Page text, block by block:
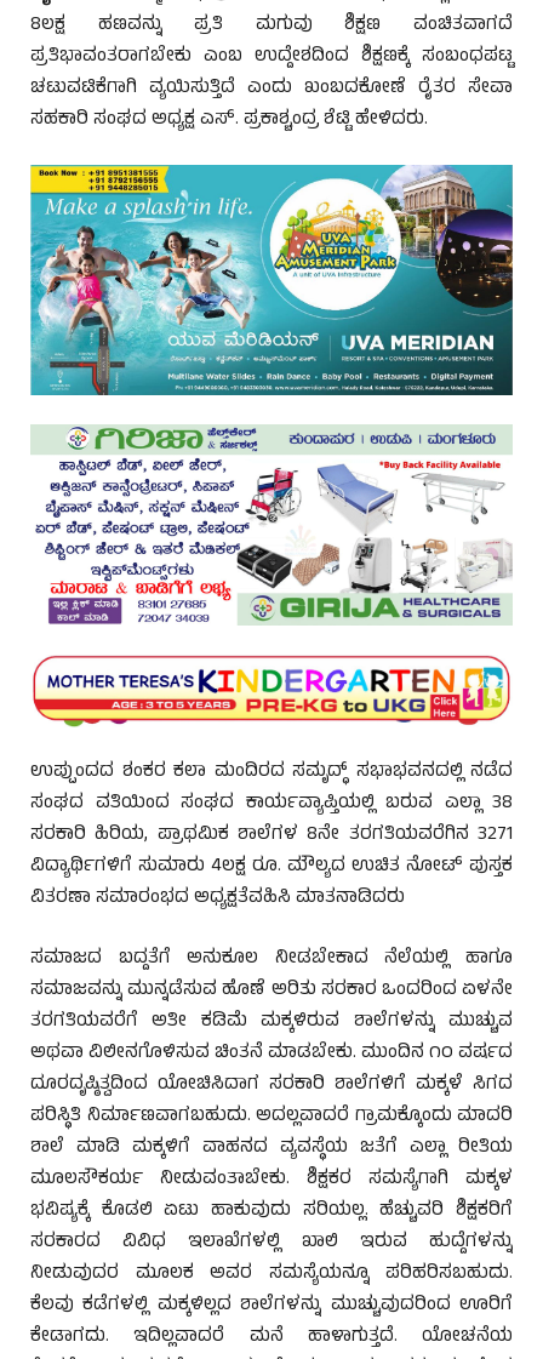
8ಲಕ್ಷ ಹಣವನ್ನು ಪ್ರತಿ ಮಗುವು ಶಿಕ್ಷಣ ವಂಚಿತವಾಗದೆ
ಪ್ರತಿಭಾವಂತರಾಗಬೇಕು ಎಂಬ ಉದ್ದೇಶದಿಂದ ಶಿಕ್ಷಣಕ್ಕೆ ಸಂಬಂಧಪಟ್ಟ
ಚಟುವಟಿಕೆಗಾಗಿ ವ್ಯಯಿಸುತ್ತಿದೆ ಎಂದು ಖಂಬದಕೋಣೆ ರೈತರ ಸೇವಾ
ಸಹಕಾರಿ ಸಂಘದ ಅಧ್ಯಕ್ಷ ಎಸ್. ಪ್ರಕಾಶ್ಚಂದ್ರ ಶೆಟ್ಟಿ ಹೇಳಿದರು.
ಉಪ್ಪುಂದದ ಶಂಕರ ಕಲಾ ಮಂದಿರದ ಸಮೃದ್ಧ್ ಸಭಾಭವನದಲ್ಲಿ ನಡೆದ
ಸಂಘದ ವತಿಯಿಂದ ಸಂಘದ ಕಾರ್ಯವ್ಯಾಪ್ತಿಯಲ್ಲಿ ಬರುವ ಎಲ್ಲಾ 38
ಸರಕಾರಿ ಹಿರಿಯ, ಪ್ರಾಥಮಿಕ ಶಾಲೆಗಳ 8ನೇ ತರಗತಿಯವರೆಗಿನ 3271
ವಿದ್ಯಾರ್ಥಿಗಳಿಗೆ ಸುಮಾರು 4ಲಕ್ಷ ರೂ. ಮೌಲ್ಯದ ಉಚಿತ ನೋಟ್ ಪುಸ್ತಕ
ವಿತರಣಾ ಸಮಾರಂಭದ ಅಧ್ಯಕ್ಷತೆವಹಿಸಿ ಮಾತನಾಡಿದರು
ಸಮಾಜದ ಬದ್ದತೆಗೆ ಅನುಕೂಲ ನೀಡಬೇಕಾದ ನೆಲೆಯಲ್ಲಿ ಹಾಗೂ
ಸಮಾಜವನ್ನು ಮುನ್ನಡೆಸುವ ಹೊಣೆ ಅರಿತು ಸರಕಾರ ಒಂದರಿಂದ ಏಳನೇ
ತರಗತಿಯವರೆಗೆ ಅತೀ ಕಡಿಮೆ ಮಕ್ಕಳಿರುವ ಶಾಲೆಗಳನ್ನು ಮುಚ್ಚುವ
ಅಥವಾ ವಿಲೀನಗೊಳಿಸುವ ಚಿಂತನೆ ಮಾಡಬೇಕು. ಮುಂದಿನ ೧೦ ವರ್ಷದ
ದೂರದೃಷ್ಠಿತ್ವದಿಂದ ಯೋಚಿಸಿದಾಗ ಸರಕಾರಿ ಶಾಲೆಗಳಿಗೆ ಮಕ್ಕಳೆ ಸಿಗದ
ಪರಿಸ್ಥಿತಿ ನಿರ್ಮಾಣವಾಗಬಹುದು. ಅದಲ್ಲವಾದರೆ ಗ್ರಾಮಕ್ಕೊಂದು ಮಾದರಿ
ಶಾಲೆ ಮಾಡಿ ಮಕ್ಕಳಿಗೆ ವಾಹನದ ವ್ಯವಸ್ಥೆಯ ಜತೆಗೆ ಎಲ್ಲಾ ರೀತಿಯ
ಮೂಲಸೌಕರ್ಯ ನೀಡುವಂತಾಬೇಕು. ಶಿಕ್ಷಕರ ಸಮಸ್ಯೆಗಾಗಿ ಮಕ್ಕಳ
ಭವಿಷ್ಯಕ್ಕೆ ಕೊಡಲಿ ಏಟು ಹಾಕುವುದು ಸರಿಯಲ್ಲ. ಹೆಚ್ಚುವರಿ ಶಿಕ್ಷಕರಿಗೆ
ಸರಕಾರದ ವಿವಿಧ ಇಲಾಖೆಗಳಲ್ಲಿ ಖಾಲಿ ಇರುವ ಹುದ್ದೆಗಳನ್ನು
ನೀಡುವುದರ ಮೂಲಕ ಅವರ ಸಮಸ್ಯೆಯನ್ನೂ ಪರಿಹರಿಸಬಹುದು.
ಕೆಲವು ಕಡೆಗಳಲ್ಲಿ ಮಕ್ಕಳಿಲ್ಲದ ಶಾಲೆಗಳನ್ನು ಮುಚ್ಚುವುದರಿಂದ ಊರಿಗೆ
ಕೇಡಾಗದು. ಇದಿಲ್ಲವಾದರೆ ಮನೆ ಹಾಳಾಗುತ್ತದೆ. ಯೋಚನೆಯ